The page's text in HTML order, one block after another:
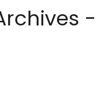
-